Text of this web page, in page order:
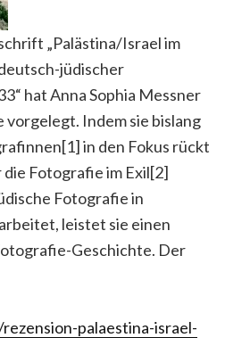
„Palästina/Israel im
jüdischer
hat Anna Sophia Messner
vorgelegt. Indem sie bislang
in den Fokus rückt
Fotografie im Exil[2]
Fotografie in
leistet sie einen
Geschichte. Der
palaestina-israel-